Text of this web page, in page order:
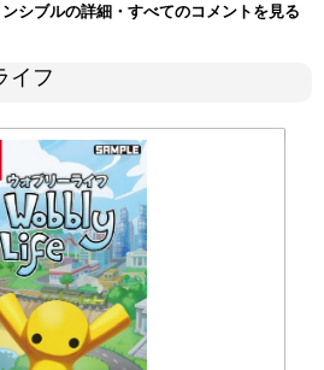
シブルの詳細・すべてのコメントを見る
イフ